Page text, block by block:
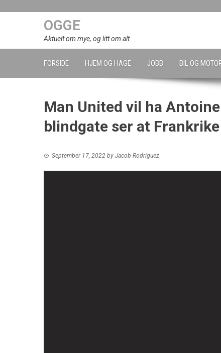
OGGE
Aktuelt om mye, og litt om alt
FORSIDE HJEM OG HAGE JOBB BIL OG
Man United vil ha
blindgate ser at
September 17, 2022 by Jacob Rodriguez